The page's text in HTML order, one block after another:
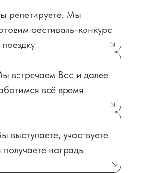
репетируете. Мы
фестиваль-конкурс
поездку
встречаем Вас и далее
всё время
выступаете, участвуете
получаете награды